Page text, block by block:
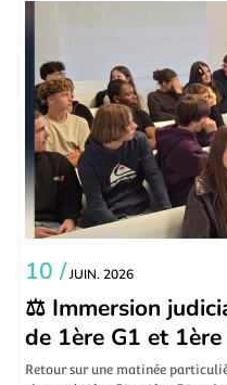
10 /JUIN. 2026
⚖️ Immersion
de 1ère G1 et
​Retour sur une matinée